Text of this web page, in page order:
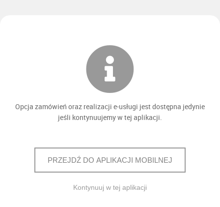
Opcja zamówień oraz realizacji e-usługi jest dostępna jedynie
jeśli kontynuujemy w tej aplikacji.
PRZEJDŹ DO APLIKACJI MOBILNEJ
Kontynuuj w tej aplikacji